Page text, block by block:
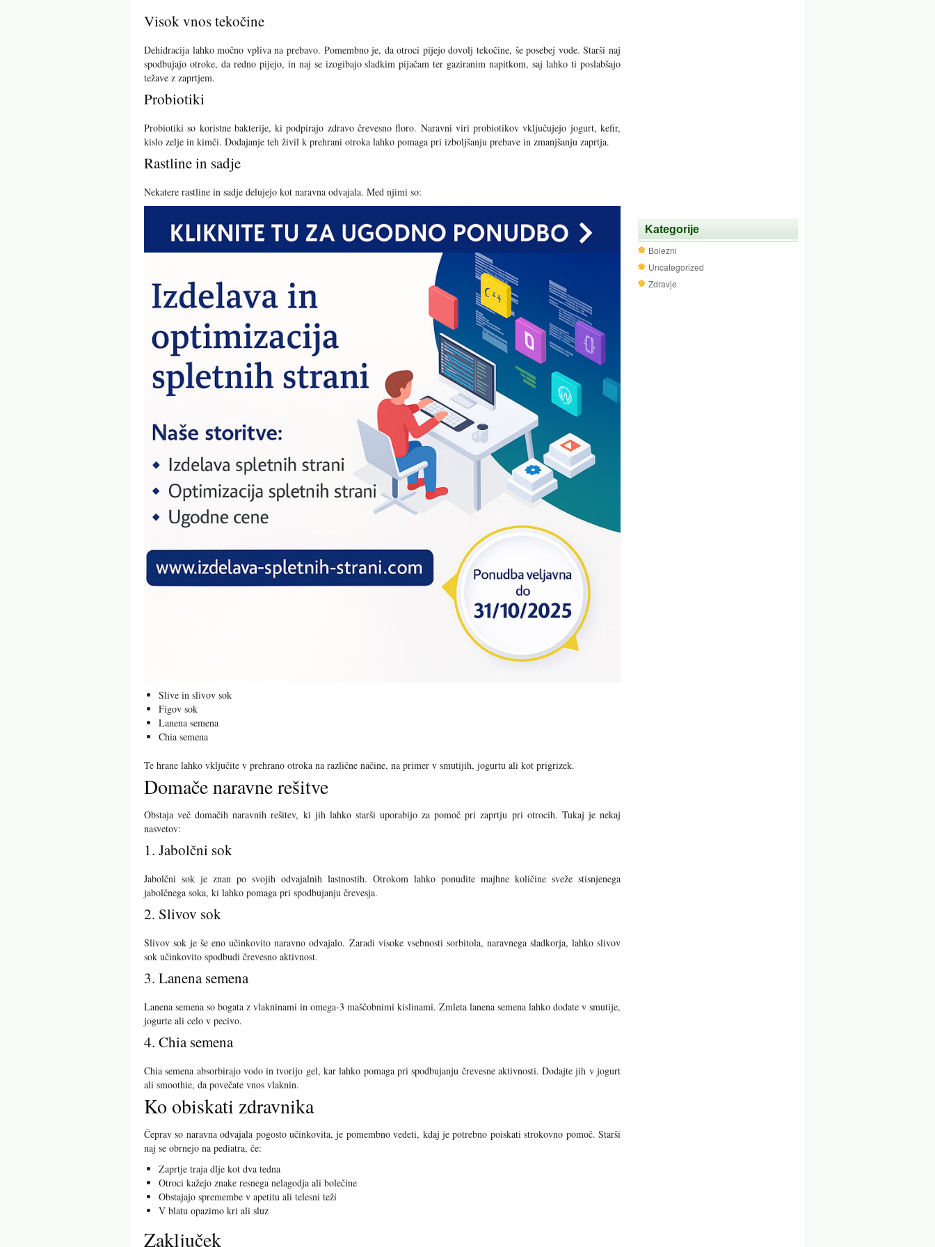
Visok vnos tekočine
Dehidracija lahko močno vpliva na prebavo. Pomembno je, da otroci pijejo dovolj tekočine, še posebej vode. Starši naj
spodbujajo otroke, da redno pijejo, in naj se izogibajo sladkim pijačam ter gaziranim napitkom, saj lahko ti poslabšajo
težave z zaprtjem.
Probiotiki
Probiotiki so koristne bakterije, ki podpirajo zdravo črevesno floro. Naravni viri probiotikov vključujejo jogurt, kefir,
kislo zelje in kimči. Dodajanje teh živil k prehrani otroka lahko pomaga pri izboljšanju prebave in zmanjšanju zaprtja.
Rastline in sadje
Nekatere rastline in sadje delujejo kot naravna odvajala. Med njimi so:
Slive in slivov sok
Figov sok
Lanena semena
Chia semena
Te hrane lahko vključite v prehrano otroka na različne načine, na primer v smutijih, jogurtu ali kot prigrizek.
Domače naravne rešitve
Obstaja več domačih naravnih rešitev, ki jih lahko starši uporabijo za pomoč pri zaprtju pri otrocih. Tukaj je nekaj
nasvetov:
1. Jabolčni sok
Jabolčni sok je znan po svojih odvajalnih lastnostih. Otrokom lahko ponudite majhne količine sveže stisnjenega
jabolčnega soka, ki lahko pomaga pri spodbujanju črevesja.
2. Slivov sok
Slivov sok je še eno učinkovito naravno odvajalo. Zaradi visoke vsebnosti sorbitola, naravnega sladkorja, lahko slivov
sok učinkovito spodbudi črevesno aktivnost.
3. Lanena semena
Lanena semena so bogata z vlakninami in omega-3 maščobnimi kislinami. Zmleta lanena semena lahko dodate v smutije,
jogurte ali celo v pecivo.
4. Chia semena
Chia semena absorbirajo vodo in tvorijo gel, kar lahko pomaga pri spodbujanju črevesne aktivnosti. Dodajte jih v jogurt
ali smoothie, da povečate vnos vlaknin.
Ko obiskati zdravnika
Čeprav so naravna odvajala pogosto učinkovita, je pomembno vedeti, kdaj je potrebno poiskati strokovno pomoč. Starši
naj se obrnejo na pediatra, če:
Zaprtje traja dlje kot dva tedna
Otroci kažejo znake resnega nelagodja ali bolečine
Obstajajo spremembe v apetitu ali telesni teži
V blatu opazimo kri ali sluz
Zaključek
Kategorije
Bolezni
Uncategorized
Zdravje